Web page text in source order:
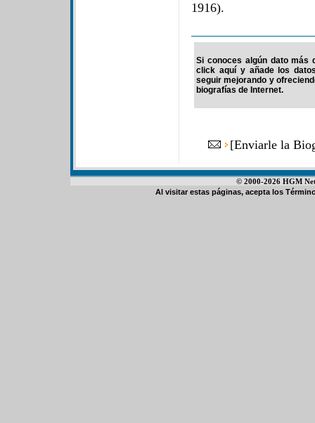
1916).
Si conoces algún dato más
click aquí y añade los
seguir mejorando y
biografías de Internet.
[Enviarle la
© 2000-2026 HGM
Al visitar estas páginas, acepta los